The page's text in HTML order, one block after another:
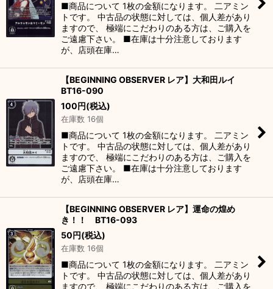
■商品について 1枚の金額になります。 二アミン
トです。 中古品の状態に対しては、個人差があり
ますので、 極端にこだわりのある方は、ご購入を
ご遠慮下さい。 ■在庫は十分注意しております
が、店頭在庫…
【BEGINNING OBSERVER レア】大和田ルイ
BT16-090
100円(税込)
在庫数 16個
■商品について 1枚の金額になります。 二アミン
トです。 中古品の状態に対しては、個人差があり
ますので、 極端にこだわりのある方は、ご購入を
ご遠慮下さい。 ■在庫は十分注意しております
が、店頭在庫…
【BEGINNING OBSERVER レア】運命の煌め
き！！ BT16-093
50円(税込)
在庫数 16個
■商品について 1枚の金額になります。 二アミン
トです。 中古品の状態に対しては、個人差があり
ますので、 極端にこだわりのある方は、ご購入を